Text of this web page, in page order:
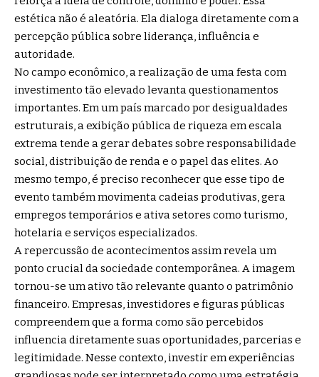
estética não é aleatória. Ela dialoga diretamente com a
percepção pública sobre liderança, influência e
autoridade.
No campo econômico, a realização de uma festa com
investimento tão elevado levanta questionamentos
importantes. Em um país marcado por desigualdades
estruturais, a exibição pública de riqueza em escala
extrema tende a gerar debates sobre responsabilidade
social, distribuição de renda e o papel das elites. Ao
mesmo tempo, é preciso reconhecer que esse tipo de
evento também movimenta cadeias produtivas, gera
empregos temporários e ativa setores como turismo,
hotelaria e serviços especializados.
A repercussão de acontecimentos assim revela um
ponto crucial da sociedade contemporânea. A imagem
tornou-se um ativo tão relevante quanto o patrimônio
financeiro. Empresas, investidores e figuras públicas
compreendem que a forma como são percebidos
influencia diretamente suas oportunidades, parcerias e
legitimidade. Nesse contexto, investir em experiências